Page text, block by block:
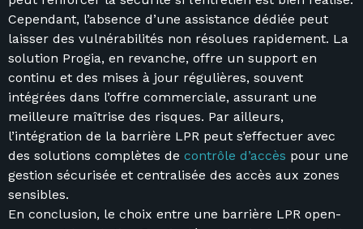
Cependant, l’absence d’une assistance dédiée peut
laisser des vulnérabilités non résolues rapidement. La
solution Progia, en revanche, offre un support en
continu et des mises à jour régulières, souvent
intégrées dans l’offre commerciale, assurant une
meilleure maîtrise des risques. Par ailleurs,
l’intégration de la barrière LPR peut s’effectuer avec
des solutions complètes de contrôle d’accès pour une
gestion sécurisée et centralisée des accès aux zones
sensibles.
En conclusion, le choix entre une barrière LPR open-